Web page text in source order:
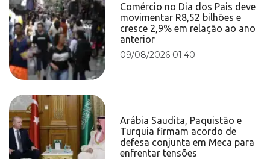
Comércio no Dia dos Pais deve
movimentar R8,52 bilhões e
cresce 2,9% em relação ao ano
anterior
09/08/2026 01:40
Arábia Saudita, Paquistão e
Turquia firmam acordo de
defesa conjunta em Meca para
enfrentar tensões